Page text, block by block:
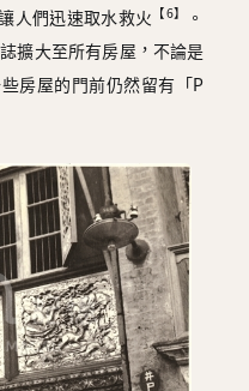
人們迅速取水救火 【6】
。
擴大至所有房屋，不論是
些房屋的門前仍然留有「P